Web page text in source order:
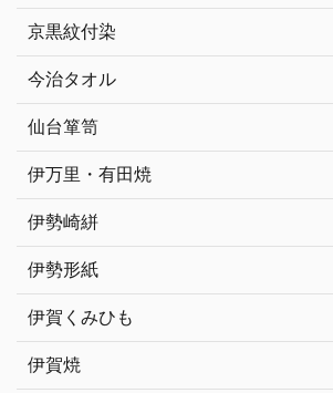
京黒紋付染
今治タオル
仙台箪笥
伊万里・有田焼
伊勢崎絣
伊勢形紙
伊賀くみひも
伊賀焼